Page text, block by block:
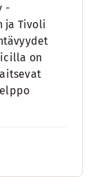
-
ja Tivoli
on